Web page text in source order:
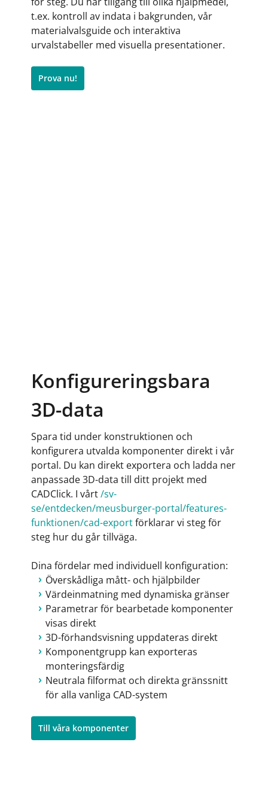
t.ex. kontroll av indata i bakgrunden, vår
materialvalsguide och interaktiva
urvalstabeller med visuella presentationer.
Prova nu!
Konfigureringsbara
3D-data
Spara tid under konstruktionen och
konfigurera utvalda komponenter direkt i vår
portal. Du kan direkt exportera och ladda ner
anpassade 3D-data till ditt projekt med
CADClick. I vårt/sv-
se/entdecken/meusburger-portal/features-
funktionen/cad-exportförklarar vi steg för
steg hur du går tillväga.
Dina fördelar med individuell konfiguration:
Överskådliga mått- och hjälpbilder
Värdeinmatning med dynamiska gränser
Parametrar för bearbetade komponenter
visas direkt
3D-förhandsvisning uppdateras direkt
Komponentgrupp kan exporteras
monteringsfärdig
Neutrala filformat och direkta gränssnitt
för alla vanliga CAD-system
Till våra komponenter